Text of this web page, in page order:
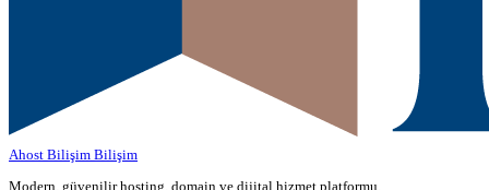
Ahost Bilişim Bilişim
Modern, güvenilir hosting, domain ve dijital hizmet platformu.